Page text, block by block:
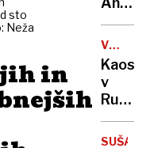
sto
Neža
in
Logar
izdelal
prvo
in
edino
leseno
barko
za
VOJNA
V
Kaos
v
Rusiji:
ženske
začele
SUŠA